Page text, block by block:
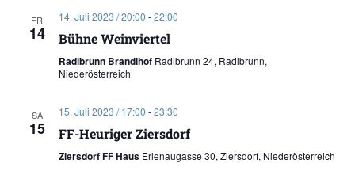
FR
14
14. Juli 2023 / 20:00 -22:00
Bühne Weinviertel
Radlbrunn Brandlhof Radlbrunn 24, Radlbrunn,
Niederösterreich
SA
15
15. Juli 2023 / 17:00 -23:30
FF-Heuriger Ziersdorf
Ziersdorf FF Haus Erlenaugasse 30, Ziersdorf, Niederösterreich